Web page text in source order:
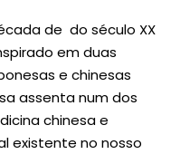
de do século XX
em duas
e chinesas
assenta num dos
chinesa e
existente no nosso